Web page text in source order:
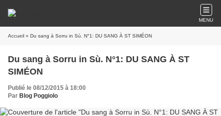
MENU
Accueil » Du sang à Sorru in Sù. N°1: DU SANG À ST SIMÉON
Du sang à Sorru in Sù. N°1: DU SANG À ST
SIMÉON
Publié le 08/12/2015 à 18:00
Par Blog Poggiolo